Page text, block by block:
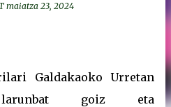
maiatza 23, 2024
Galdakaoko Urretan
goiz eta